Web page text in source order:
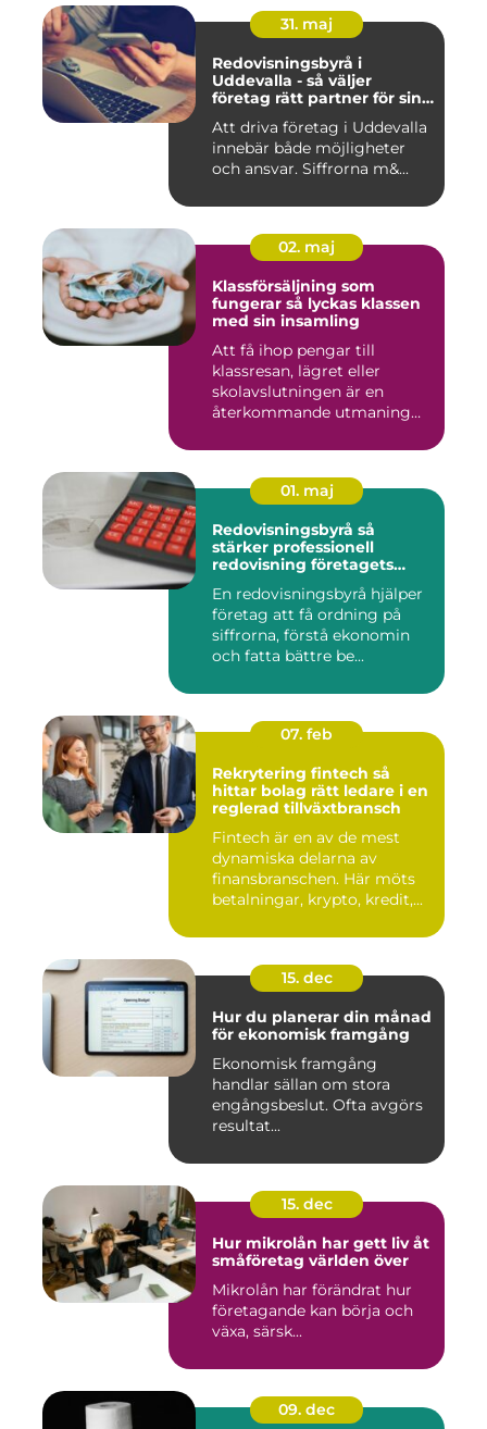
31. maj
Redovisningsbyrå i
Uddevalla - så väljer
företag rätt partner för sin
Att driva företag i Uddevalla
innebär både möjligheter
och ansvar. Siffrorna m&...
02. maj
Klassförsäljning som
fungerar så lyckas klassen
med sin insamling
Att få ihop pengar till
klassresan, lägret eller
skolavslutningen är en
återkommande utmaning
01. maj
Redovisningsbyrå så
stärker professionell
redovisning företagets
En redovisningsbyrå hjälper
företag att få ordning på
siffrorna, förstå ekonomin
och fatta bättre be...
07. feb
Rekrytering fintech så
hittar bolag rätt ledare i en
reglerad tillväxtbransch
Fintech är en av de mest
dynamiska delarna av
finansbranschen. Här möts
betalningar, krypto, kredit,...
15. dec
Hur du planerar din månad
för ekonomisk framgång
Ekonomisk framgång
handlar sällan om stora
engångsbeslut. Ofta avgörs
resultat...
15. dec
Hur mikrolån har gett liv åt
småföretag världen över
Mikrolån har förändrat hur
företagande kan börja och
växa, särsk...
09. dec